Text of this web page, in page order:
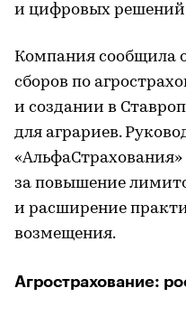
и цифровых
Компания сообщила
сборов по
и создании в
для аграриев.
за повышение
и расширение
возмещения.
Агрострахование: